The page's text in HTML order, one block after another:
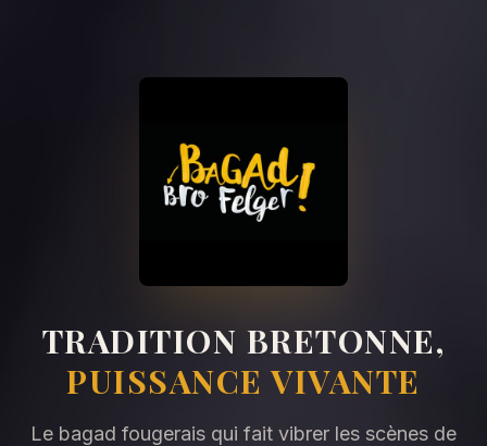
TRADITION BRETONNE,
PUISSANCE VIVANTE
Le bagad fougerais qui fait vibrer les scènes de